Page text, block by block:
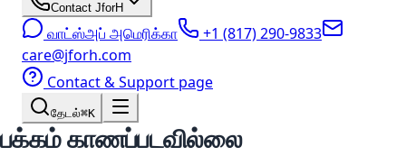
Contact JforH
வாட்ஸ்அப் அமெரிக்கா
+1 (817) 290-9833
care@jforh.com
Contact & Support page
தேடல்⌘K
பக்கம் காணப்படவில்லை